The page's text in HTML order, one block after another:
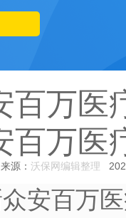
百万医
百万医
来源： 沃保网编辑整理
安百万